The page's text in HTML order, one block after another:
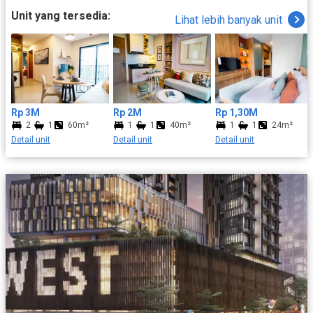
mendapatkan pengalaman tinggal yang istimewa. Dengan
desain interior yang elegan dan teknologi mutakhir, The Newton
2 menjadi pilihan ideal bagi mereka yang menginginkan kualitas
hidup yang tinggi di tengah kota. Alamat The Newton 2 Alamat
The Newton 2 berada di Jl. Karet Sawah, RT.8/RW.3, Kuningan,
Karet Semanggi, Kecamatan Setiabudi, Kota Jakarta Selatan,
Daerah Khusus Ibukota Jakarta 12930. Rute Menuju The Newton
2 Lokasi The Newton 2 sangat mudah dicapai, Anda bisa melalui
Jalan Gatot Subroto, kemudian saat tiba di persimpangan Jalan
Prof. Dr. Satrio belok ke arah kanan. Lanjutkan di Jalan Prof. Dr.
Semanggi, lalu belok kiri. Ikuti Jalan Karet Semanggi hingga
mencapai persimpangan dengan Jl. Karet Sawah, kemudian
belok kiri dan teruskan hingga sampai di The Newton 2 Fasilitas
di The Newton 2 The Newton 2 memiliki fasilitas yang begitu
lengkap, berikut diantaranya : - BBQ area - Keamanan 24 Jam -
Children Playground - Meeting Room - Gym - Sauna & Spa -
Swimming Pool - Jogging Track Keunggulan Beli Unit di The
Newton 2 Selain fasilitas mewah, Anda juga bisa menikmati
berbagai keunggulan dari The Newton 2 yakni: - Lokasi berada di
pusat Bisnis/Segi Tiga emas Jakarta . - Dekat stasiun MRT
Benhil (5-10 menit jalan kaki). - Dekat Mall, Rumah sakit, pintu tol
Unit yang tersedia:
Lihat lebih banyak unit
Rp 3M
2 1
60m²
Detail unit
Rp 2M
1 1
40m²
Detail unit
Rp 1,30M
1 1
24m²
Detail unit